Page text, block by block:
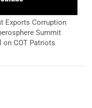
Exports Corruption
Summit
on COT Patriots